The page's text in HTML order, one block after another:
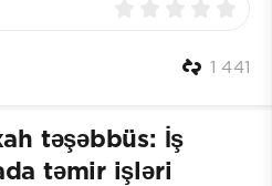
1 441
təşəbbüs: İş
təmir işləri